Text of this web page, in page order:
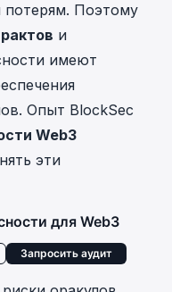
Поэтому
и
имеют
Опыт BlockSec
Web3
эти
для Web3
Запросить аудит